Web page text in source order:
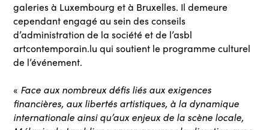
galeries à Luxembourg et à Bruxelles. Il demeure
cependant engagé au sein des conseils
d’administration de la société et de l’asbl
artcontemporain.lu qui soutient le programme culturel
de l’événement.
« Face aux nombreux défis liés aux exigences
financières, aux libertés artistiques, à la dynamique
internationale ainsi qu’aux enjeux de la scène locale,